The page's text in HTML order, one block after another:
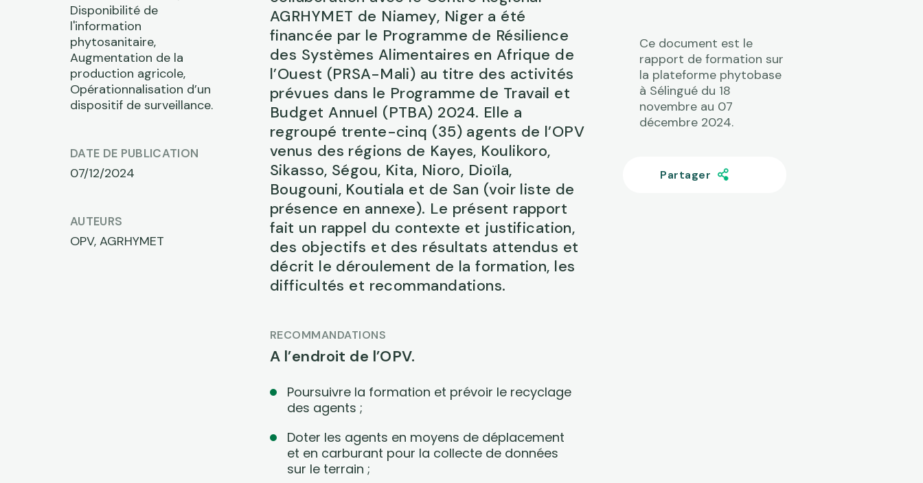
Disponibilité de
l'information
phytosanitaire,
Augmentation de la
production agricole,
Opérationnalisation d’un
dispositif de surveillance.
DATE DE PUBLICATION
07/12/2024
AUTEURS
OPV, AGRHYMET
AGRHYMET de Niamey, Niger a été
financée par le Programme de Résilience
des Systèmes Alimentaires en Afrique de
l’Ouest (PRSA-Mali) au titre des activités
prévues dans le Programme de Travail et
Budget Annuel (PTBA) 2024. Elle a
regroupé trente-cinq (35) agents de l’OPV
venus des régions de Kayes, Koulikoro,
Sikasso, Ségou, Kita, Nioro, Dioïla,
Bougouni, Koutiala et de San (voir liste de
présence en annexe). Le présent rapport
fait un rappel du contexte et justification,
des objectifs et des résultats attendus et
décrit le déroulement de la formation, les
difficultés et recommandations.
RECOMMANDATIONS
A l’endroit de l’OPV.
Poursuivre la formation et prévoir le recyclage
des agents ;
Doter les agents en moyens de déplacement
et en carburant pour la collecte de données
sur le terrain ;
Ce document est le
rapport de formation sur
la plateforme phytobase
à Sélingué du 18
novembre au 07
décembre 2024.
Partager